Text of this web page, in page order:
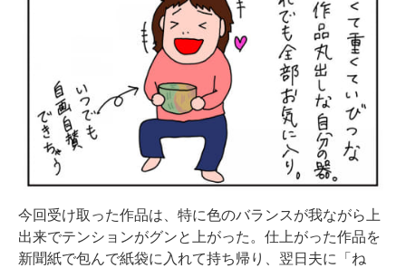
今回受け取った作品は、特に色のバランスが我ながら上
出来でテンションがグンと上がった。仕上がった作品を
新聞紙で包んで紙袋に入れて持ち帰り、翌日夫に「ね